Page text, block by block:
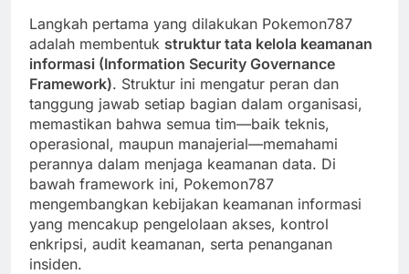
Langkah pertama yang dilakukan Pokemon787
adalah membentuk struktur tata kelola keamanan
informasi (Information Security Governance
Framework). Struktur ini mengatur peran dan
tanggung jawab setiap bagian dalam organisasi,
memastikan bahwa semua tim—baik teknis,
operasional, maupun manajerial—memahami
perannya dalam menjaga keamanan data. Di
bawah framework ini, Pokemon787
mengembangkan kebijakan keamanan informasi
yang mencakup pengelolaan akses, kontrol
enkripsi, audit keamanan, serta penanganan
insiden.